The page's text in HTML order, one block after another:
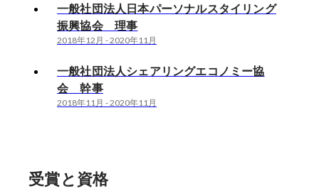
一般社団法人日本パーソナルスタイリング
振興協会 理事
2018年12月 -2020年11月
一般社団法人シェアリングエコノミー協
会 幹事
2018年11月 -2020年11月
受賞と資格